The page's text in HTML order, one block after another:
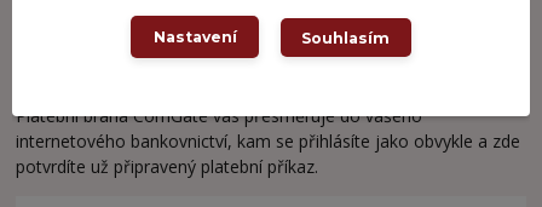
Platba bankovním převodem
Platební brána ComGate vás přesměruje do vašeho
internetového bankovnictví, kam se přihlásíte jako obvykle a zde
potvrdíte už připravený platební příkaz.
Nastavení Souhlasím